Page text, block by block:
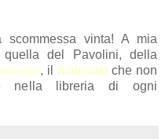
vinta! A mia
del Pavolini, della
, il Kalevala che non
nella libreria di ogni